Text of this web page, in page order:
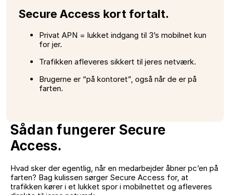
Secure Access kort fortalt.
Privat APN = lukket indgang til 3’s mobilnet kun
for jer.
Trafikken afleveres sikkert til jeres netværk.
Brugerne er “på kontoret”, også når de er på
farten.
Sådan fungerer Secure
Access.
Hvad sker der egentlig, når en medarbejder åbner pc’en på
farten? Bag kulissen sørger Secure Access for, at
trafikken kører i et lukket spor i mobilnettet og afleveres